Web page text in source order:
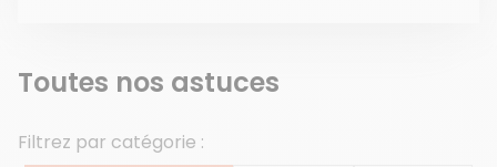
Toutes nos astuces
Filtrez par catégorie :